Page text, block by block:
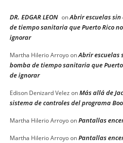
DR. EDGAR LEON onAbrir escuelas
de tiempo sanitaria que Puerto Rico
ignorar
Martha Hilerio ArroyoonAbrir escuelas
bomba de tiempo sanitaria que
de ignorar
Edison Denizard Velez onMás allá de
sistema de controles del programa
Martha Hilerio ArroyoonPantallas
Martha Hilerio ArroyoonPantallas